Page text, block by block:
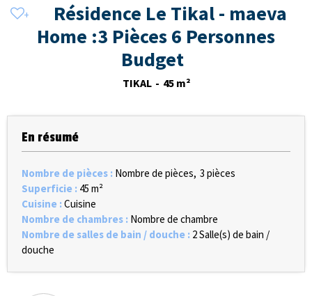
Résidence Le Tikal - maeva
Home :3 Pièces 6 Personnes
Budget
TIKAL 45 m²
En résumé
Nombre de pièces : Nombre de pièces 3 pièces
Superficie : 45 m²
Cuisine :Cuisine
Nombre de chambres : Nombre de chambre
Nombre de salles de bain / douche : 2Salle(s) de bain /
douche